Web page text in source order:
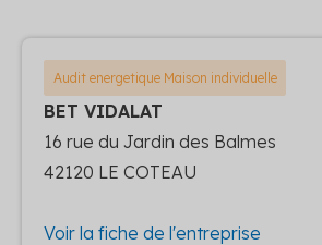
Audit energetique Maison individuelle
BET VIDALAT
16 rue du Jardin des Balmes
42120 LE COTEAU
Voir la fiche de l'entreprise